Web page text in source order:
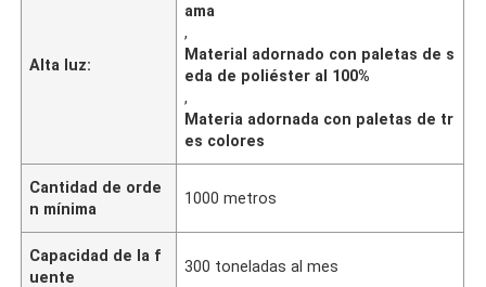
Alta luz:
ama
,
Material adornado con paletas de s
eda de poliéster al 100%
,
Materia adornada con paletas de tr
es colores
Cantidad de orde
n mínima
1000 metros
Capacidad de la f
uente
300 toneladas al mes